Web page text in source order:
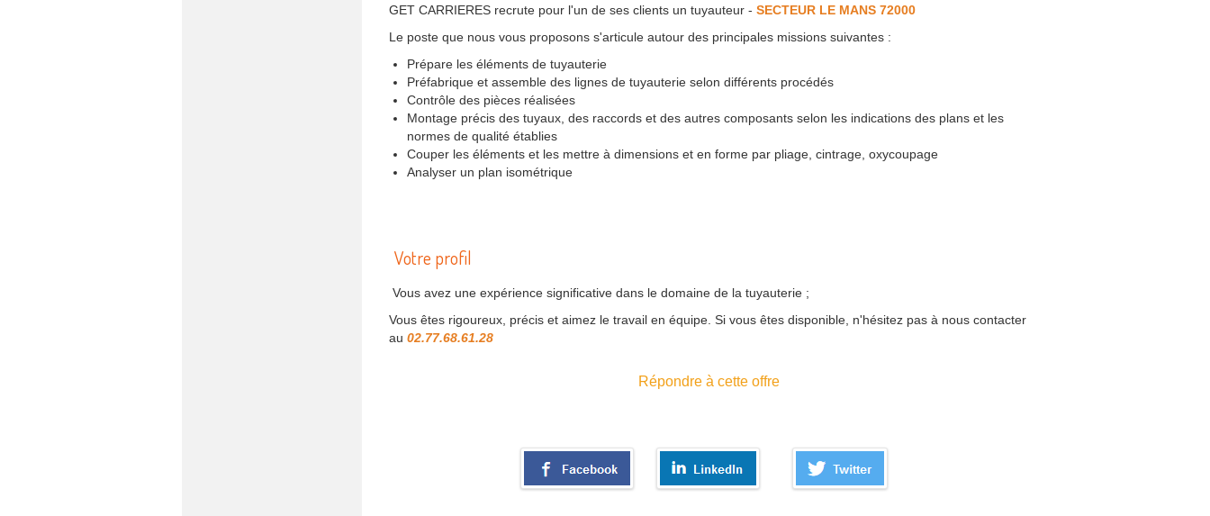
GET CARRIERES recrute pour l'un de ses clients un tuyauteur - SECTEUR LE MANS 72000
Le poste que nous vous proposons s'articule autour des principales missions suivantes :
Prépare les éléments de tuyauterie
Préfabrique et assemble des lignes de tuyauterie selon différents procédés
Contrôle des pièces réalisées
Montage précis des tuyaux, des raccords et des autres composants selon les indications des plans et les
normes de qualité établies
Couper les éléments et les mettre à dimensions et en forme par pliage, cintrage, oxycoupage
Analyser un plan isométrique
Votre profil
Vous avez une expérience significative dans le domaine de la tuyauterie ;
Vous êtes rigoureux, précis et aimez le travail en équipe. Si vous êtes disponible, n'hésitez pas à nous contacter
au 02.77.68.61.28
Répondre à cette offre